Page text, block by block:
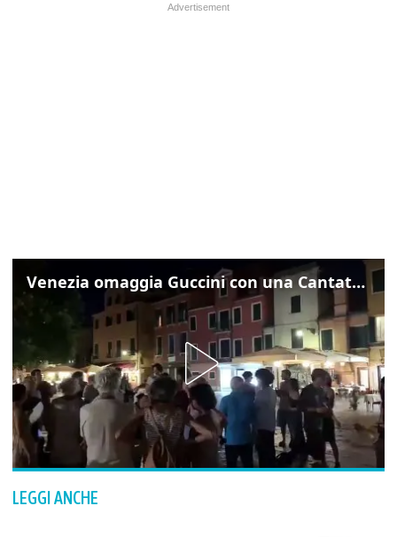
Venezia omaggia Guccini con una Cantata Anarchica in campo Santa Margherita
LEGGI ANCHE